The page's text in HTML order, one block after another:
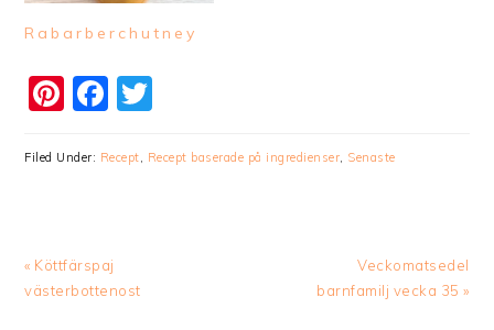
Rabarberchutney
Pinterest
Facebook
Filed Under: Recept Recept baserade på ingredienser Senaste
Previous
Post:
« Köttfärspaj
västerbottenost
Next
Post:
Veckomatsedel
barnfamilj vecka 35 »